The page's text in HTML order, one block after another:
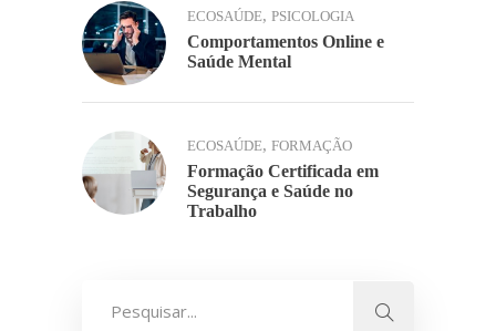
ECOSAÚDE, PSICOLOGIA
Comportamentos Online e
Saúde Mental
ECOSAÚDE, FORMAÇÃO
Formação Certificada em
Segurança e Saúde no
Trabalho